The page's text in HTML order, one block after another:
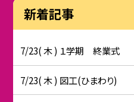
新着記事
7/23( 木 ) １学期 終業式
7/23( 木 ) 図工(ひまわり)